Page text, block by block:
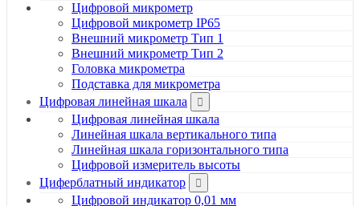
Цифровой микрометр
Цифровой микрометр IP65
Внешний микрометр Тип 1
Внешний микрометр Тип 2
Головка микрометра
Подставка для микрометра
Цифровая линейная шкала
Цифровая линейная шкала
Линейная шкала вертикального типа
Линейная шкала горизонтального типа
Цифровой измеритель высоты
Циферблатный индикатор
Цифровой индикатор 0,01 мм